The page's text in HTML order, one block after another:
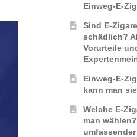
Einweg-E-
Sind E-
schädlich?
Vorurteile
Einweg-E-
kann man
Welche E-
man